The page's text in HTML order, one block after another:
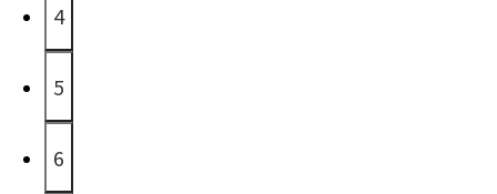
4
5
6